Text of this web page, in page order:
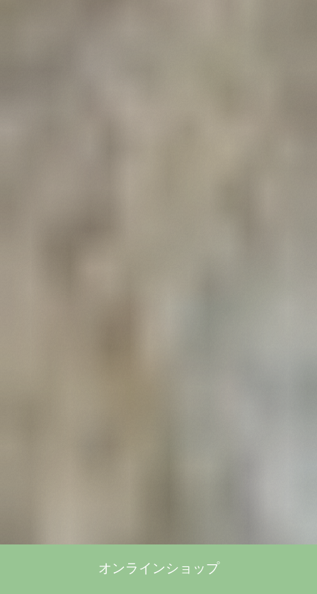
オンラインショップ